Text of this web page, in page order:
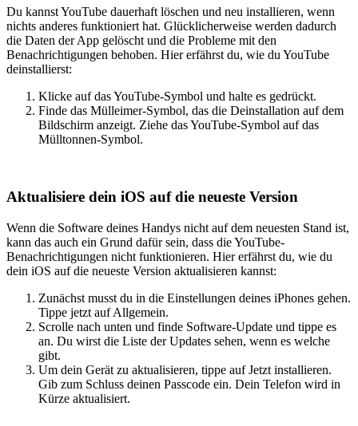
Du kannst YouTube dauerhaft löschen und neu installieren, wenn
nichts anderes funktioniert hat. Glücklicherweise werden dadurch
die Daten der App gelöscht und die Probleme mit den
Benachrichtigungen behoben. Hier erfährst du, wie du YouTube
deinstallierst:
Klicke auf das YouTube-Symbol und halte es gedrückt.
Finde das Mülleimer-Symbol, das die Deinstallation auf dem
Bildschirm anzeigt. Ziehe das YouTube-Symbol auf das
Mülltonnen-Symbol.
Aktualisiere dein iOS auf die neueste Version
Wenn die Software deines Handys nicht auf dem neuesten Stand ist,
kann das auch ein Grund dafür sein, dass die YouTube-
Benachrichtigungen nicht funktionieren. Hier erfährst du, wie du
dein iOS auf die neueste Version aktualisieren kannst:
Zunächst musst du in die Einstellungen deines iPhones gehen.
Tippe jetzt auf Allgemein.
Scrolle nach unten und finde Software-Update und tippe es
an. Du wirst die Liste der Updates sehen, wenn es welche
gibt.
Um dein Gerät zu aktualisieren, tippe auf Jetzt installieren.
Gib zum Schluss deinen Passcode ein. Dein Telefon wird in
Kürze aktualisiert.